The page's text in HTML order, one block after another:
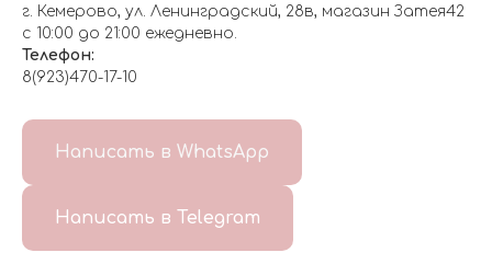
г. Кемерово, ул. Ленинградский, 28в, магазин Затея42
с 10:00 до 21:00 ежедневно.
Телефон:
8(923)470-17-10
Написать в WhatsApp
Написать в Telegram
ДОСТАВКА/